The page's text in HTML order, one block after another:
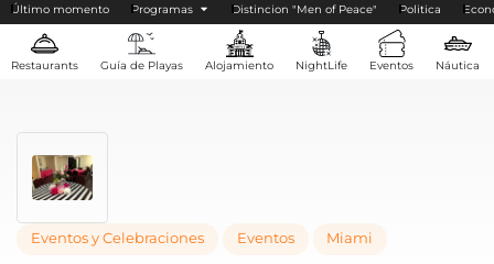
Último momento Programas Distincion "Men of Peace" Politica
Restaurants Guía de Playas Alojamiento NightLife Eventos Náutica